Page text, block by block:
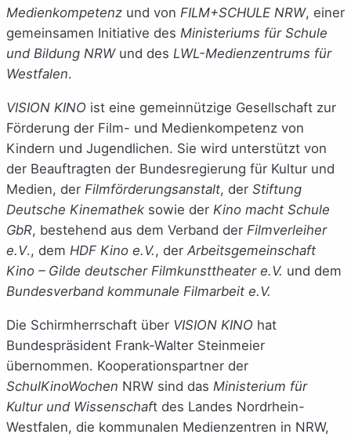
Medienkompetenz und von FILM+SCHULE NRW, einer
gemeinsamen Initiative des Ministeriums für Schule
und Bildung NRW und des LWL-Medienzentrums für
Westfalen.
VISION KINO ist eine gemeinnützige Gesellschaft zur
Förderung der Film- und Medienkompetenz von
Kindern und Jugendlichen. Sie wird unterstützt von
der Beauftragten der Bundesregierung für Kultur und
Medien, der Filmförderungsanstalt, der Stiftung
Deutsche Kinemathek sowie der Kino macht Schule
GbR, bestehend aus dem Verband der Filmverleiher
e.V., dem HDF Kino e.V., der Arbeitsgemeinschaft
Kino – Gilde deutscher Filmkunsttheater e.V. und dem
Bundesverband kommunale Filmarbeit e.V.
Die Schirmherrschaft über VISION KINO hat
Bundespräsident Frank-Walter Steinmeier
übernommen. Kooperationspartner der
SchulKinoWochen NRW sind das Ministerium für
Kultur und Wissenschaft des Landes Nordrhein-
Westfalen, die kommunalen Medienzentren in NRW,